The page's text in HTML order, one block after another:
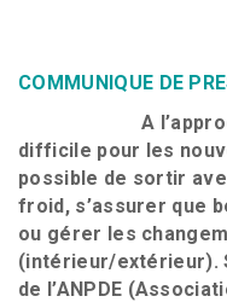
COMMUNIQUE DE
A
difficile pour les
possible de sortir
froid, s’assurer que
ou gérer les
(intérieur/extérieur).
de l’ANPDE